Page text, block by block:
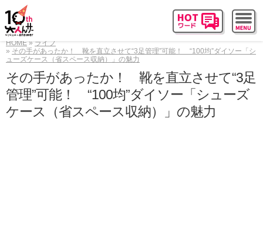
HOME
ライフ
その手があったか！ 靴を直立させて“3足管理”可能！ “100均”ダイソー「シ
ューズケース（省スペース収納）」の魅力
その手があったか！ 靴を直立させて“3足
管理”可能！ “100均”ダイソー「シューズ
ケース（省スペース収納）」の魅力